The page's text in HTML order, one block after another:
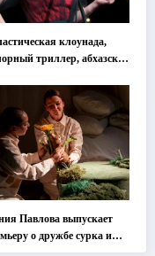
клоунада,
триллер, абхазская
этапе фестиваля
«Монокль»
Павлова выпускает
о дружбе сурка и
одуванчика